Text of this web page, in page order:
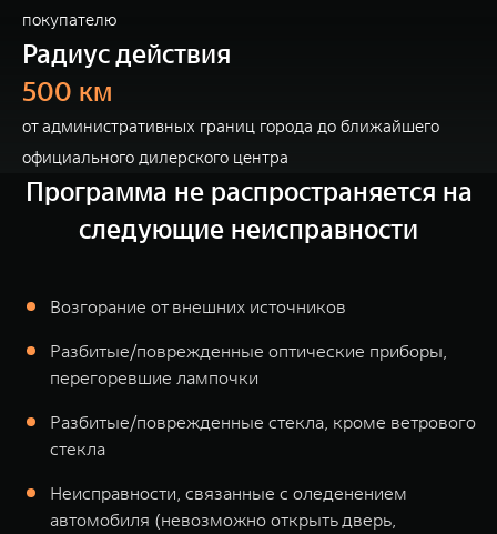
покупателю
Радиус действия
500 км
от административных границ города до ближайшего
официального дилерского центра
Программа не распространяется на
следующие неисправности
Возгорание от внешних источников
Разбитые/поврежденные оптические приборы,
перегоревшие лампочки
Разбитые/поврежденные стекла, кроме ветрового
стекла
Неисправности, связанные с оледенением
автомобиля (невозможно открыть дверь,